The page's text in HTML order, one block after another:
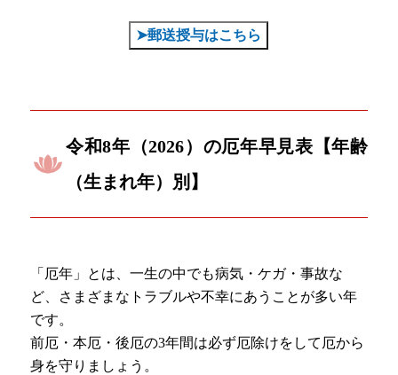
➤郵送授与はこちら
令和8年（2026）の厄年早見表【年齢
（生まれ年）別】
「厄年」とは、一生の中でも病気・ケガ・事故な
ど、さまざまなトラブルや不幸にあうことが多い年
です。
前厄・本厄・後厄の3年間は必ず厄除けをして厄から
身を守りましょう。